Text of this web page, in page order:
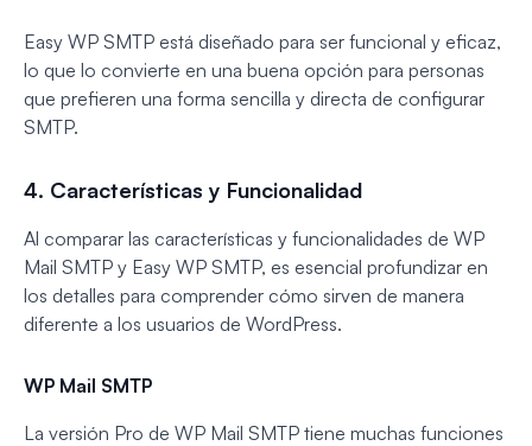
Easy WP SMTP está diseñado para ser funcional y eficaz,
lo que lo convierte en una buena opción para personas
que prefieren una forma sencilla y directa de configurar
SMTP.
4. Características y Funcionalidad
Al comparar las características y funcionalidades de WP
Mail SMTP y Easy WP SMTP, es esencial profundizar en
los detalles para comprender cómo sirven de manera
diferente a los usuarios de WordPress.
WP Mail SMTP
La versión Pro de WP Mail SMTP tiene muchas funciones